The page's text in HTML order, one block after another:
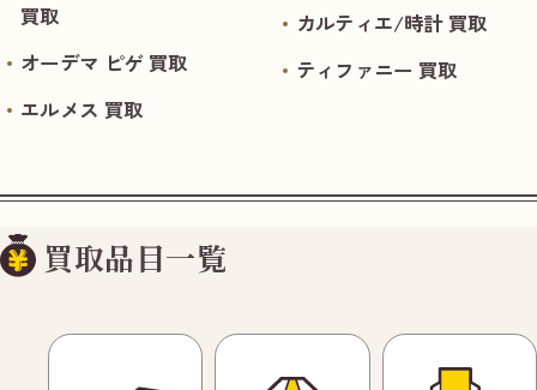
買取
オーデマ ピゲ 買取
エルメス 買取
カルティエ/時計 買取
ティファニー 買取
買取品目一覧